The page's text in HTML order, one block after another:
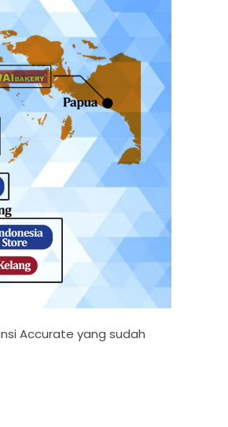
Accurate yang sudah